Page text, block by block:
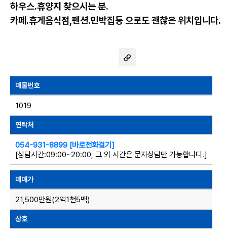
하우스.휴양지 찾으시는 분.
카페.휴게음식점,펜션.민박집등 으로도 괜찮은 위치입니다.
매물번호
1019
연락처
054-931-8899 [바로전화걸기]
[상담시간:09:00~20:00, 그 외 시간은 문자상담만 가능합니다.]
매매가
21,500만원(2억1천5백)
상호